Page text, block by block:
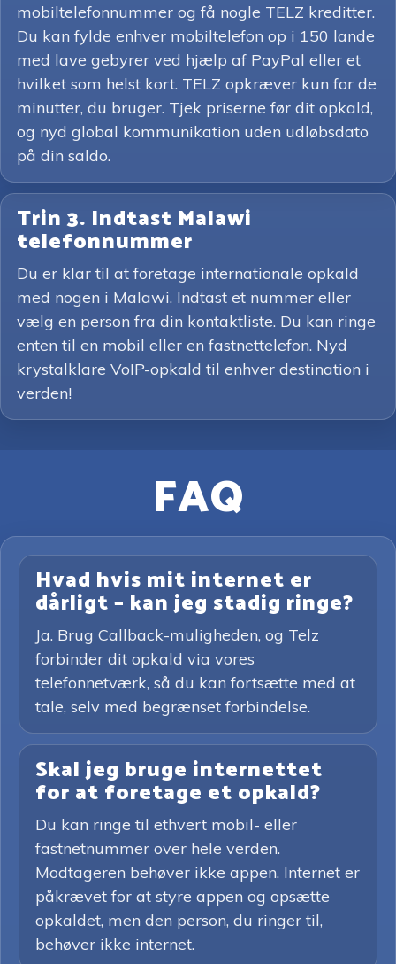
mobiltelefonnummer og få nogle TELZ kreditter.
Du kan fylde enhver mobiltelefon op i 150 lande
med lave gebyrer ved hjælp af PayPal eller et
hvilket som helst kort. TELZ opkræver kun for de
minutter, du bruger. Tjek priserne før dit opkald,
og nyd global kommunikation uden udløbsdato
på din saldo.
Trin 3. Indtast Malawi
telefonnummer
Du er klar til at foretage internationale opkald
med nogen i Malawi. Indtast et nummer eller
vælg en person fra din kontaktliste. Du kan ringe
enten til en mobil eller en fastnettelefon. Nyd
krystalklare VoIP-opkald til enhver destination i
verden!
FAQ
Hvad hvis mit internet er
dårligt – kan jeg stadig ringe?
Ja. Brug Callback-muligheden, og Telz
forbinder dit opkald via vores
telefonnetværk, så du kan fortsætte med at
tale, selv med begrænset forbindelse.
Skal jeg bruge internettet
for at foretage et opkald?
Du kan ringe til ethvert mobil- eller
fastnetnummer over hele verden.
Modtageren behøver ikke appen. Internet er
påkrævet for at styre appen og opsætte
opkaldet, men den person, du ringer til,
behøver ikke internet.